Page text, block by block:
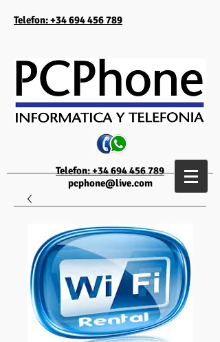
Telefon: +34 694 456 789
Telefon: +34 694 456 789
pcphone@live.com